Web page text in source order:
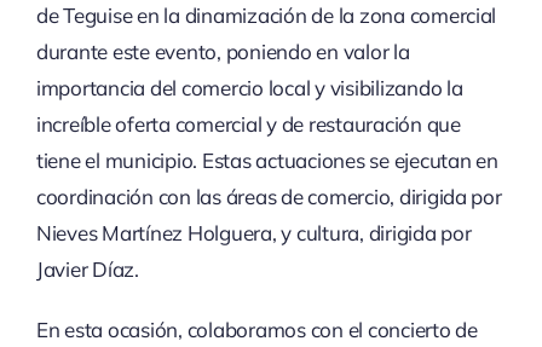
de Teguise en la dinamización de la zona comercial
durante este evento, poniendo en valor la
importancia del comercio local y visibilizando la
increíble oferta comercial y de restauración que
tiene el municipio. Estas actuaciones se ejecutan en
coordinación con las áreas de comercio, dirigida por
Nieves Martínez Holguera, y cultura, dirigida por
Javier Díaz.
En esta ocasión, colaboramos con el concierto de